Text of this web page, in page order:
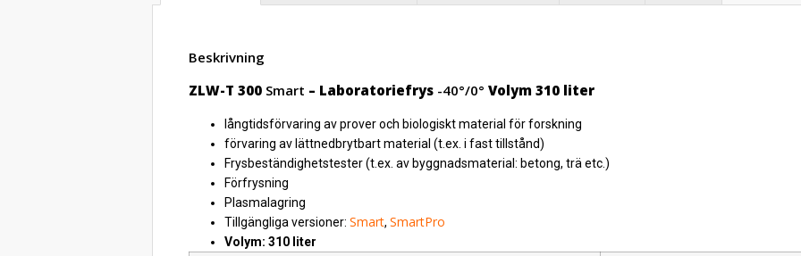
Beskrivning
ZLW-T 300 Smart – Laboratoriefrys -40°/0° Volym 310 liter
långtidsförvaring av prover och biologiskt material för forskning
förvaring av lättnedbrytbart material (t.ex. i fast tillstånd)
Frysbeständighetstester (t.ex. av byggnadsmaterial: betong, trä etc.)
Förfrysning
Plasmalagring
Tillgängliga versioner:Smart,SmartPro
Volym: 310 liter